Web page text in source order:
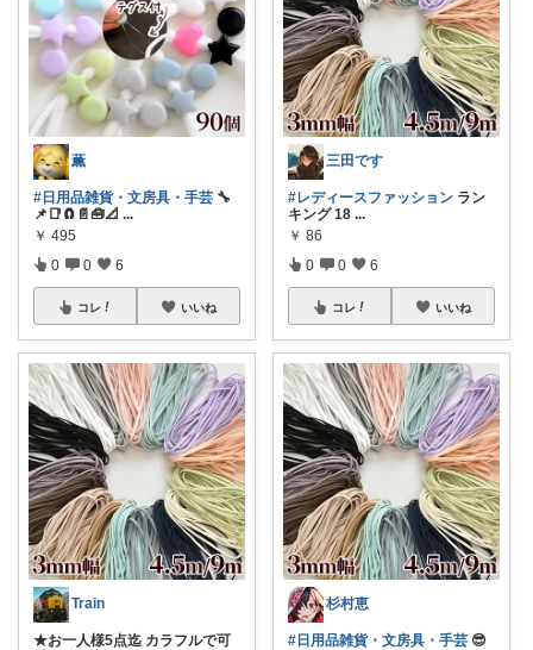
薫
#日用品雑貨・文房具・手芸 🔧
📌📑🧲📄🧰📐 ...
￥ 495
0 0 6
コレ いいね
Train
★お一人様5点迄 カラフルで可
三田です
#レディースファッション ラン
キング 18 ...
￥ 86
0 0 6
コレ いいね
杉村恵
#日用品雑貨・文房具・手芸 😎